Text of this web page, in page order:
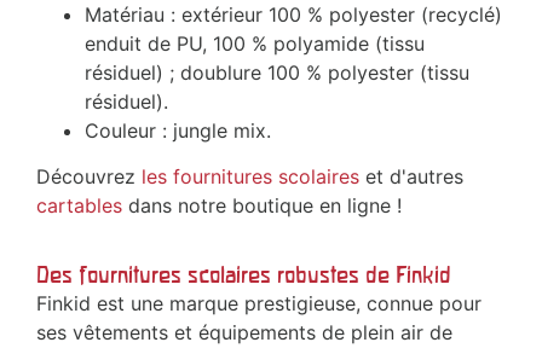
Matériau : extérieur 100 % polyester (recyclé)
enduit de PU, 100 % polyamide (tissu
résiduel) ; doublure 100 % polyester (tissu
résiduel).
Couleur : jungle mix.
Découvrez les fournitures scolaires et d'autres
cartables dans notre boutique en ligne !
Des fournitures scolaires robustes de Finkid
Finkid est une marque prestigieuse, connue pour
ses vêtements et équipements de plein air de